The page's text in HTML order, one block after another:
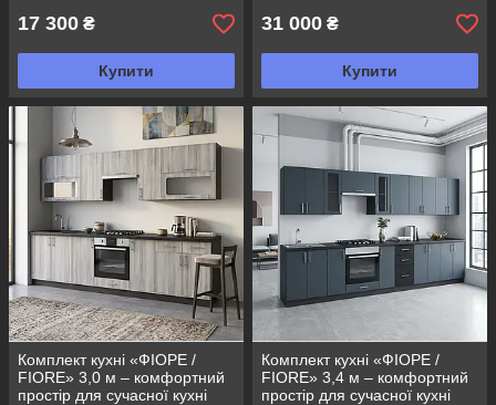
17 300 ₴
Купити
31 000 ₴
Купити
Комплект кухні «ФІОРЕ /
FIORE» 3,0 м – комфортний
простір для сучасної кухні
Комплект кухні «ФІОРЕ /
FIORE» 3,4 м – комфортний
простір для сучасної кухні